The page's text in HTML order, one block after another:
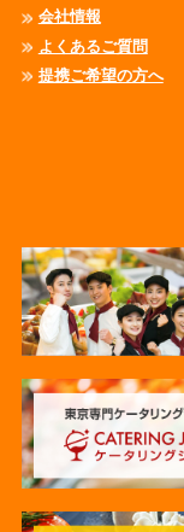
会社情報
よくあるご質問
提携ご希望の方へ